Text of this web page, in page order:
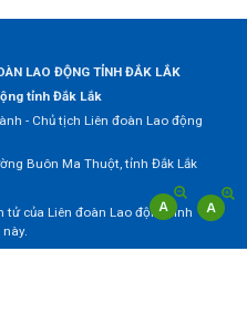
LAO ĐỘNG TỈNH ĐẮK LẮK
tỉnh Đắk Lắk
- Chủ tịch Liên đoàn Lao động
Buôn Ma Thuột, tỉnh Đắk Lắk
của Liên đoàn Lao động tỉnh